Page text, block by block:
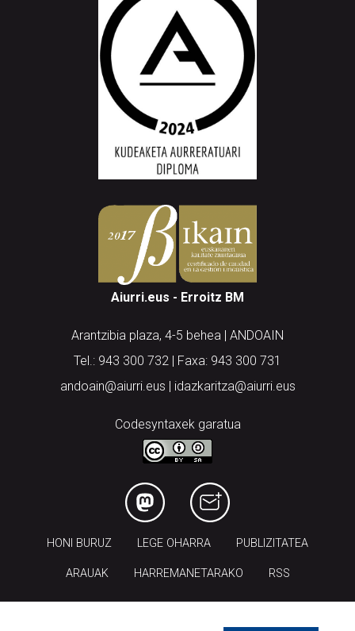
Aiurri.eus - Erroitz BM
Arantzibia plaza, 4-5 behea | ANDOAIN
Tel.: 943 300 732 | Faxa: 943 300 731
andoain@aiurri.eus | idazkaritza@aiurri.eus
Codesyntaxek garatua
HONI BURUZ LEGE OHARRA PUBLIZITATEA
ARAUAK HARREMANETARAKO RSS